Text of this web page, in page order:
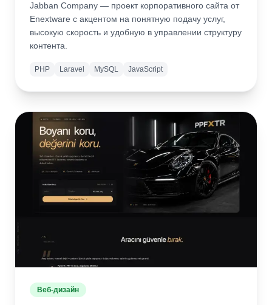
Jabban Company — проект корпоративного сайта от
Enextware с акцентом на понятную подачу услуг,
высокую скорость и удобную в управлении структуру
контента.
PHP Laravel MySQL JavaScript
сайт
Веб-дизайн